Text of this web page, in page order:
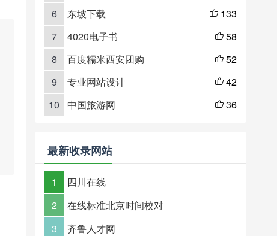
6
东坡下载  133
7
4020电子书  58
8
百度糯米西安团购  52
9
专业网站设计  42
10
中国旅游网  36
最新收录网站
1
四川在线
2
在线标准北京时间校对
3
齐鲁人才网